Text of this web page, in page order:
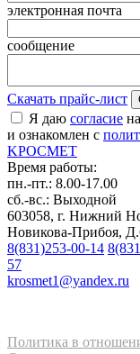
электронная почта
сообщение
Скачать прайс-лист
Я даю согласие
и ознакомлен с
KРОСМЕТ
Время работы:
пн.-пт.: 8.00-17.00
сб.-вс.: Выходной
603058, г. Нижний
Новикова-Прибоя,
8(831)253-00-14
57
krosmet1@yandex.ru
Политика в